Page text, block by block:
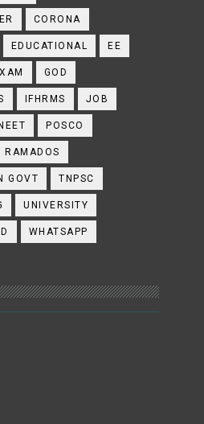
CORONA
EDUCATIONAL EE
GOD
IFHRMS JOB
NEET POSCO
RAMADOS
GOVT TNPSC
UNIVERSITY
WHATSAPP